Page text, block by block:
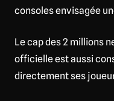
consoles envisagée
Le cap des 2 millions
officielle est aussi
directement ses